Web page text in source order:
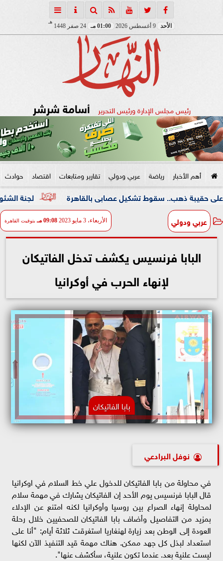
الأحد 01:00 مـ 24 صفر 1448
هـ
رئيس مجلس الإدارة ورئيس التحرير أسامة شرشر
أهم الأخبار رياضة عربي ودولي تقارير ومتابعات اقتصاد حوادث
لجنة الشئون العربية سقوط تشكيل عصابى بالقاهرة
عربي ودولي الأربعاء، 3 مايو 2023 09:08 مـ بتوقيت القاهرة
البابا فرنسيس يكشف تدخل الفاتيكان
لإنهاء الحرب في أوكرانيا
بابا الفاتيكان
نوفل البرادعي
في محاولة من بابا الفاتيكان للدخول علي خط السلام في اوكرانيا
قال البابا فرنسيس يوم الأحد إن الفاتيكان يشارك في مهمة سلام
لمحاولة إنهاء الصراع بين روسيا وأوكرانيا لكنه امتنع عن الإدلاء
بمزيد من التفاصيل وأضاف بابا الفاتيكان للصحفيين خلال رحلة
العودة إلى الوطن بعد زيارة لهنغاريا استغرقت ثلاثة أيام: "أنا على
استعداد لبذل كل جهد ممكن. هناك مهمة قيد التنفيذ الآن لكنها
ليست علنية بعد. عندما تكون علنية، سأكشف عنها".